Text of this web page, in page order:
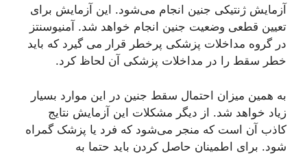
آزمایش ژنتیکی جنین انجام می‌شود. این آزمایش برای
تعیین قطعی وضعیت جنین انجام خواهد شد. آمنیوسنتز
در گروه مداخلات پزشکی پرخطر قرار می گیرد که باید
خطر سقط را در مداخلات پزشکی آن لحاظ کرد.
به همین میزان احتمال سقط جنین در این موارد بسیار
زیاد خواهد شد. از دیگر مشکلات این آزمایش نتایج
کاذب آن است که منجر می‌شود که فرد یا پزشک گمراه
شود. برای اطمینان حاصل کردن باید حتما به